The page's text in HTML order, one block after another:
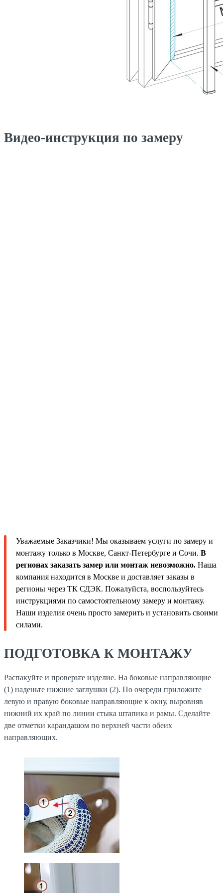
Видео-инструкция по замеру
Уважаемые Заказчики! Мы оказываем услуги по замеру и
монтажу только в Москве, Санкт-Петербурге и Сочи. В
регионах заказать замер или монтаж невозможно. Наша
компания находится в Москве и доставляет заказы в
регионы через ТК СДЭК. Пожалуйста, воспользуйтесь
инструкциями по самостоятельному замеру и монтажу.
Наши изделия очень просто замерить и установить своими
силами.
ПОДГОТОВКА К МОНТАЖУ
Распакуйте и проверьте изделие. На боковые направляющие
(1) наденьте нижние заглушки (2). По очереди приложите
левую и правую боковые направляющие к окну, выровняв
нижний их край по линии стыка штапика и рамы. Сделайте
две отметки карандашом по верхней части обеих
направляющих.